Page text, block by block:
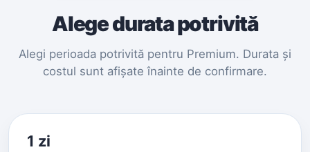
Alege durata potrivită
Alegi perioada potrivită pentru Premium. Durata și
costul sunt afișate înainte de confirmare.
1 zi